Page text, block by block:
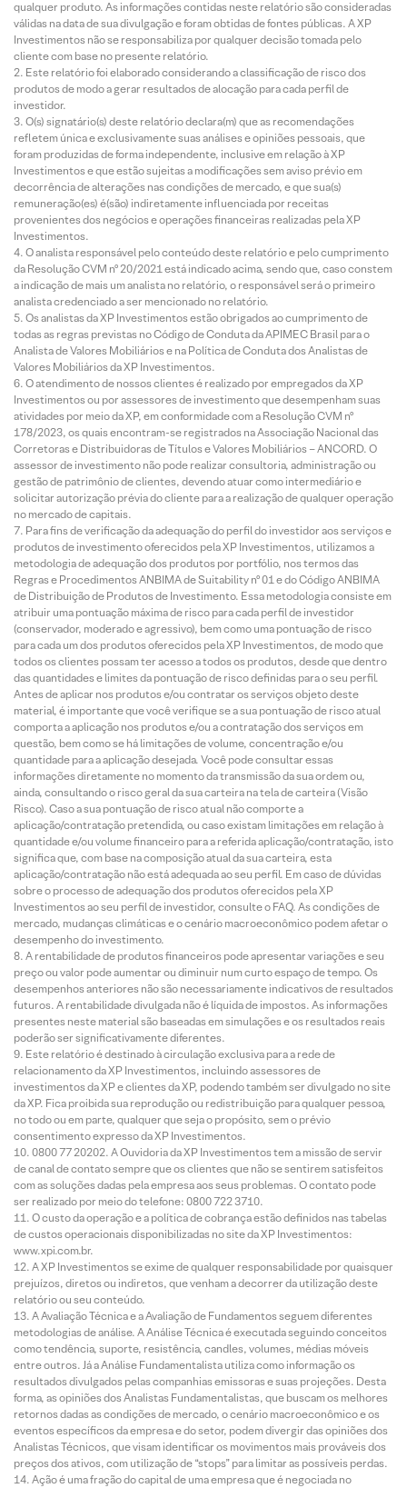
qualquer produto. As informações contidas neste relatório são consideradas
válidas na data de sua divulgação e foram obtidas de fontes públicas. A XP
Investimentos não se responsabiliza por qualquer decisão tomada pelo
cliente com base no presente relatório.
Este relatório foi elaborado considerando a classificação de risco dos
produtos de modo a gerar resultados de alocação para cada perfil de
investidor.
O(s) signatário(s) deste relatório declara(m) que as recomendações
refletem única e exclusivamente suas análises e opiniões pessoais, que
foram produzidas de forma independente, inclusive em relação à XP
Investimentos e que estão sujeitas a modificações sem aviso prévio em
decorrência de alterações nas condições de mercado, e que sua(s)
remuneração(es) é(são) indiretamente influenciada por receitas
provenientes dos negócios e operações financeiras realizadas pela XP
Investimentos.
O analista responsável pelo conteúdo deste relatório e pelo cumprimento
da Resolução CVM nº 20/2021 está indicado acima, sendo que, caso constem
a indicação de mais um analista no relatório, o responsável será o primeiro
analista credenciado a ser mencionado no relatório.
Os analistas da XP Investimentos estão obrigados ao cumprimento de
todas as regras previstas no Código de Conduta da APIMEC Brasil para o
Analista de Valores Mobiliários e na Política de Conduta dos Analistas de
Valores Mobiliários da XP Investimentos.
O atendimento de nossos clientes é realizado por empregados da XP
Investimentos ou por assessores de investimento que desempenham suas
atividades por meio da XP, em conformidade com a Resolução CVM nº
178/2023, os quais encontram-se registrados na Associação Nacional das
Corretoras e Distribuidoras de Títulos e Valores Mobiliários – ANCORD. O
assessor de investimento não pode realizar consultoria, administração ou
gestão de patrimônio de clientes, devendo atuar como intermediário e
solicitar autorização prévia do cliente para a realização de qualquer operação
no mercado de capitais.
Para fins de verificação da adequação do perfil do investidor aos serviços e
produtos de investimento oferecidos pela XP Investimentos, utilizamos a
metodologia de adequação dos produtos por portfólio, nos termos das
Regras e Procedimentos ANBIMA de Suitability nº 01 e do Código ANBIMA
de Distribuição de Produtos de Investimento. Essa metodologia consiste em
atribuir uma pontuação máxima de risco para cada perfil de investidor
(conservador, moderado e agressivo), bem como uma pontuação de risco
para cada um dos produtos oferecidos pela XP Investimentos, de modo que
todos os clientes possam ter acesso a todos os produtos, desde que dentro
das quantidades e limites da pontuação de risco definidas para o seu perfil.
Antes de aplicar nos produtos e/ou contratar os serviços objeto deste
material, é importante que você verifique se a sua pontuação de risco atual
comporta a aplicação nos produtos e/ou a contratação dos serviços em
questão, bem como se há limitações de volume, concentração e/ou
quantidade para a aplicação desejada. Você pode consultar essas
informações diretamente no momento da transmissão da sua ordem ou,
ainda, consultando o risco geral da sua carteira na tela de carteira (Visão
Risco). Caso a sua pontuação de risco atual não comporte a
aplicação/contratação pretendida, ou caso existam limitações em relação à
quantidade e/ou volume financeiro para a referida aplicação/contratação, isto
significa que, com base na composição atual da sua carteira, esta
aplicação/contratação não está adequada ao seu perfil. Em caso de dúvidas
sobre o processo de adequação dos produtos oferecidos pela XP
Investimentos ao seu perfil de investidor, consulte o FAQ. As condições de
mercado, mudanças climáticas e o cenário macroeconômico podem afetar o
desempenho do investimento.
A rentabilidade de produtos financeiros pode apresentar variações e seu
preço ou valor pode aumentar ou diminuir num curto espaço de tempo. Os
desempenhos anteriores não são necessariamente indicativos de resultados
futuros. A rentabilidade divulgada não é líquida de impostos. As informações
presentes neste material são baseadas em simulações e os resultados reais
poderão ser significativamente diferentes.
Este relatório é destinado à circulação exclusiva para a rede de
relacionamento da XP Investimentos, incluindo assessores de
investimentos da XP e clientes da XP, podendo também ser divulgado no site
da XP. Fica proibida sua reprodução ou redistribuição para qualquer pessoa,
no todo ou em parte, qualquer que seja o propósito, sem o prévio
consentimento expresso da XP Investimentos.
0800 77 20202. A Ouvidoria da XP Investimentos tem a missão de servir
de canal de contato sempre que os clientes que não se sentirem satisfeitos
com as soluções dadas pela empresa aos seus problemas. O contato pode
ser realizado por meio do telefone: 0800 722 3710.
O custo da operação e a política de cobrança estão definidos nas tabelas
de custos operacionais disponibilizadas no site da XP Investimentos:
www.xpi.com.br.
A XP Investimentos se exime de qualquer responsabilidade por quaisquer
prejuízos, diretos ou indiretos, que venham a decorrer da utilização deste
relatório ou seu conteúdo.
A Avaliação Técnica e a Avaliação de Fundamentos seguem diferentes
metodologias de análise. A Análise Técnica é executada seguindo conceitos
como tendência, suporte, resistência, candles, volumes, médias móveis
entre outros. Já a Análise Fundamentalista utiliza como informação os
resultados divulgados pelas companhias emissoras e suas projeções. Desta
forma, as opiniões dos Analistas Fundamentalistas, que buscam os melhores
retornos dadas as condições de mercado, o cenário macroeconômico e os
eventos específicos da empresa e do setor, podem divergir das opiniões dos
Analistas Técnicos, que visam identificar os movimentos mais prováveis dos
preços dos ativos, com utilização de “stops” para limitar as possíveis perdas.
Ação é uma fração do capital de uma empresa que é negociada no